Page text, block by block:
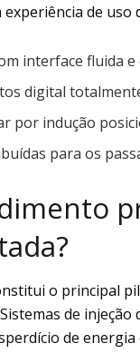
de uso
interface fluida
digital
por indução
para os
o principal
de
de